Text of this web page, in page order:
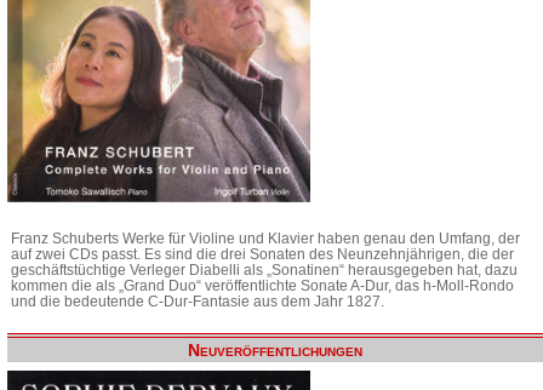
Franz Schuberts Werke für Violine und Klavier haben genau den Umfang, der
auf zwei CDs passt. Es sind die drei Sonaten des Neunzehnjährigen, die der
geschäftstüchtige Verleger Diabelli als „Sonatinen“ herausgegeben hat, dazu
kommen die als „Grand Duo“ veröffentlichte Sonate A-Dur, das h-Moll-Rondo
und die bedeutende C-Dur-Fantasie aus dem Jahr 1827.
Neuveröffentlichungen